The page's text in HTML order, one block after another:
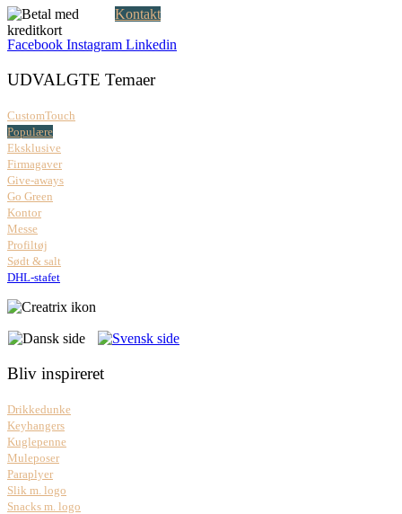
Kontakt
Facebook Instagram Linkedin
UDVALGTE Temaer
CustomTouch
Populære
Eksklusive
Firmagaver
Give-aways
Go Green
Kontor
Messe
Profiltøj
Sødt & salt
DHL-stafet
Bliv inspireret
Drikkedunke
Keyhangers
Kuglepenne
Muleposer
Paraplyer
Slik m. logo
Snacks m. logo